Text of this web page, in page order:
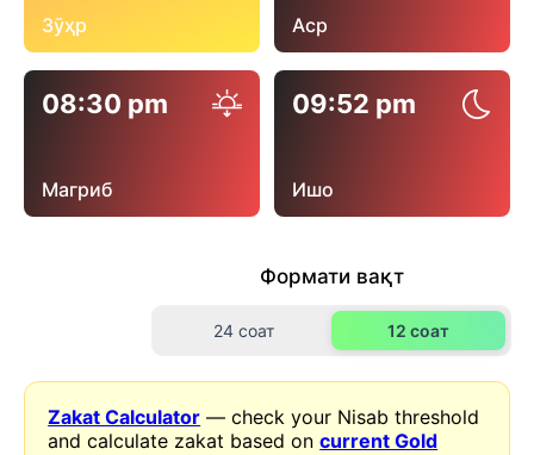
Зӯҳр Аср
08:30 pm
Магриб
09:52 pm
Ишо
Формати вақт
24 соат 12 соат
Zakat Calculator — check your Nisab threshold
and calculate zakat based oncurrent Gold